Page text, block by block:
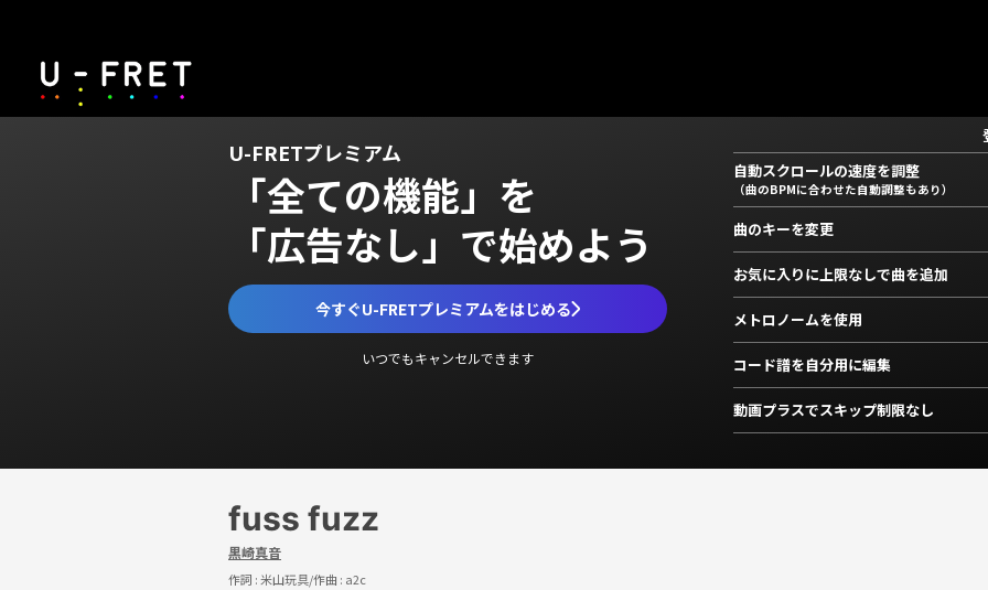
U-FRETプレミアム
「全ての機能」を
「広告なし」で始めよう
今すぐU-FRETプレミアムをはじめる
いつでもキャンセルできます
自動スクロールの速度を調整
（曲のBPMに合わせた自動調整もあり）
曲のキーを変更
お気に入りに上限なしで曲を追加
メトロノームを使用
コード譜を自分用に編集
動画プラスでスキップ制限なし
fuss fuzz
黒崎真音
作詞 :米山玩具/作曲 : a2c